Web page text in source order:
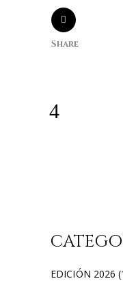
Share
EDICIÓN 2026